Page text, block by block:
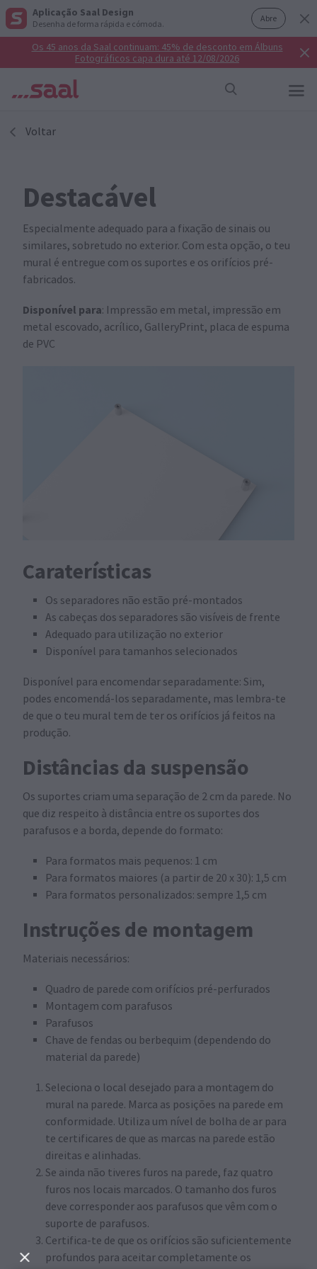
Aplicação Saal Design
Desenha de forma rápida e cómoda. Abre
Os 45 anos da Saal continuam: 45% de desconto em Álbuns
Fotográficos capa dura até 12/08/2026
Voltar
Destacável
Especialmente adequado para a fixação de sinais ou
similares, sobretudo no exterior. Com esta opção, o teu
mural é entregue com os suportes e os orifícios pré-
fabricados.
Disponível para: Impressão em metal, impressão em
metal escovado, acrílico, GalleryPrint, placa de espuma
de PVC
Caraterísticas
Os separadores não estão pré-montados
As cabeças dos separadores são visíveis de frente
Adequado para utilização no exterior
Disponível para tamanhos selecionados
Disponível para encomendar separadamente: Sim,
podes encomendá-los separadamente, mas lembra-te
de que o teu mural tem de ter os orifícios já feitos na
produção.
Distâncias da suspensão
Os suportes criam uma separação de 2 cm da parede. No
que diz respeito à distância entre os suportes dos
parafusos e a borda, depende do formato:
Para formatos mais pequenos: 1 cm
Para formatos maiores (a partir de 20 x 30): 1,5 cm
Para formatos personalizados: sempre 1,5 cm
Instruções de montagem
Materiais necessários:
Quadro de parede com orifícios pré-perfurados
Montagem com parafusos
Parafusos
Chave de fendas ou berbequim (dependendo do
material da parede)
Seleciona o local desejado para a montagem do
mural na parede. Marca as posições na parede em
conformidade. Utiliza um nível de bolha de ar para
te certificares de que as marcas na parede estão
direitas e alinhadas.
Se ainda não tiveres furos na parede, faz quatro
furos nos locais marcados. O tamanho dos furos
deve corresponder aos parafusos que vêm com o
suporte de parafusos.
Certifica-te de que os orifícios são suficientemente
profundos para aceitar completamente os